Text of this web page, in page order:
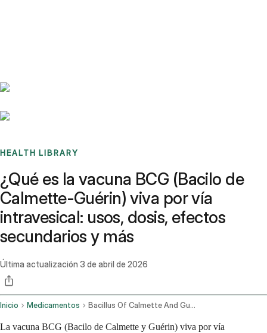
HEALTH LIBRARY
¿Qué es la vacuna BCG (Bacilo de
Calmette-Guérin) viva por vía
intravesical: usos, dosis, efectos
secundarios y más
Última actualización 3 de abril de 2026
Inicio Medicamentos Bacillus Of Calmette And Guerin Vaccine Live Intravesical Route
La vacuna BCG (Bacilo de Calmette y Guérin) viva por vía